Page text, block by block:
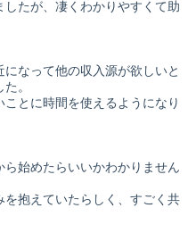
たが、凄くわかりやすくて助
なって他の収入源が欲しいと
。
とに時間を使えるようになり
始めたらいいかわかりません
抱えていたらしく、すごく共